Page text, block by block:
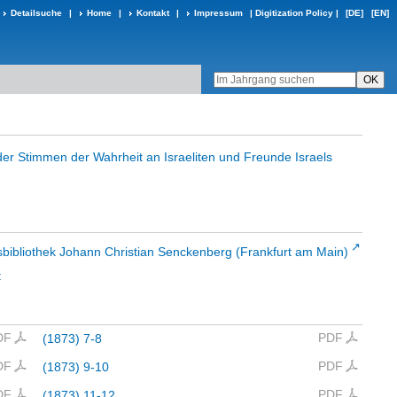
Detailsuche | Home | Kontakt | Impressum | Digitization Policy | [DE] [EN]
Stimmen der Wahrheit an Israeliten und Freunde Israels
Johann Christian Senckenberg (Frankfurt am Main)
PDF
(1873) 7-8
PDF
(1873) 9-10